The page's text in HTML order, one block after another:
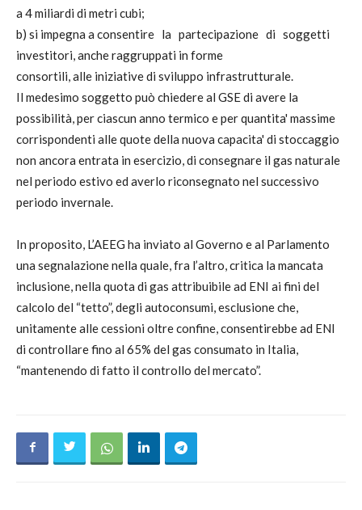
a 4 miliardi di metri cubi;
b) si impegna a consentire la partecipazione di soggetti
investitori, anche raggruppati in forme
consortili, alle iniziative di sviluppo infrastrutturale.
Il medesimo soggetto può chiedere al GSE di avere la
possibilità, per ciascun anno termico e per quantita' massime
corrispondenti alle quote della nuova capacita' di stoccaggio
non ancora entrata in esercizio, di consegnare il gas naturale
nel periodo estivo ed averlo riconsegnato nel successivo
periodo invernale.
In proposito, L’AEEG ha inviato al Governo e al Parlamento
una segnalazione nella quale, fra l’altro, critica la mancata
inclusione, nella quota di gas attribuibile ad ENI ai fini del
calcolo del “tetto”, degli autoconsumi, esclusione che,
unitamente alle cessioni oltre confine, consentirebbe ad ENI
di controllare fino al 65% del gas consumato in Italia,
“mantenendo di fatto il controllo del mercato”.